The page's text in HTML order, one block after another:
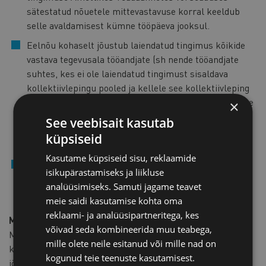
sätestatud nõuetele mittevastavuse korral keeldub
selle avaldamisest kümne tööpäeva jooksul.
Eelnõu kohaselt jõustub laiendatud tingimus kõikide
vastava tegevusala tööandjate (sh nende tööandjate
suhtes, kes ei ole laiendatud tingimust sisaldava
kollektiivlepingu pooled ja kellele see kollektiivleping
ühegi tingimuse osas laiendamiseni siduv ei ole) kolme
kuu möödumisel teate avaldamist väljaandes
Ametlikud Teadaanded, kui kollektiivlepinguga ei ole
kokku lepitud hilisemat jõustumise aega.
Eelnõu näeb ette, et üleriigilises töötasu alammääras
on õigus kokku leppida vaid Ametiühingute Keskliidul
ja Tööandjate Keskliidul.
Millal jõustuvad muudatused?
Muudatused jõustuvad eelnõu kohaselt üldises korras ehk
kümnendal päeval pärast Riigi Teatajas avaldamist. Täpne
jõustumise aeg ei ole hetkel teada.
×
See veebisait kasutab
küpsiseid
Kasutame küpsiseid sisu, reklaamide
isikupärastamiseks ja liikluse
analüüsimiseks. Samuti jagame teavet
meie saidi kasutamise kohta oma
reklaami- ja analüüsipartneritega, kes
võivad seda kombineerida muu teabega,
mille olete neile esitanud või mille nad on
kogunud teie teenuste kasutamisest.